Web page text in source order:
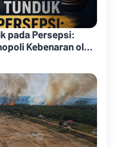
pada Persepsi:
Kebenaran oleh